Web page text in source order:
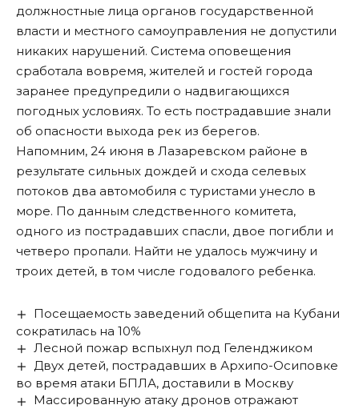
должностные лица органов государственной
власти и местного самоуправления не допустили
никаких нарушений. Система оповещения
сработала вовремя, жителей и гостей города
заранее предупредили о надвигающихся
погодных условиях. То есть пострадавшие знали
об опасности выхода рек из берегов.
Напомним, 24 июня в Лазаревском районе в
результате сильных дождей и схода селевых
потоков два автомобиля с туристами унесло в
море. По данным следственного комитета,
одного из пострадавших спасли, двое погибли и
четверо пропали. Найти не удалось мужчину и
троих детей, в том числе годовалого ребенка.
Посещаемость заведений общепита на Кубани
сократилась на 10%
Лесной пожар вспыхнул под Геленджиком
Двух детей, пострадавших в Архипо-Осиповке
во время атаки БПЛА, доставили в Москву
Массированную атаку дронов отражают